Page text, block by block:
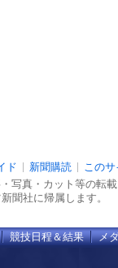
ド 新聞購読
この
写真・カット等の転
聞社に帰属します。
競技日程＆結果 メ